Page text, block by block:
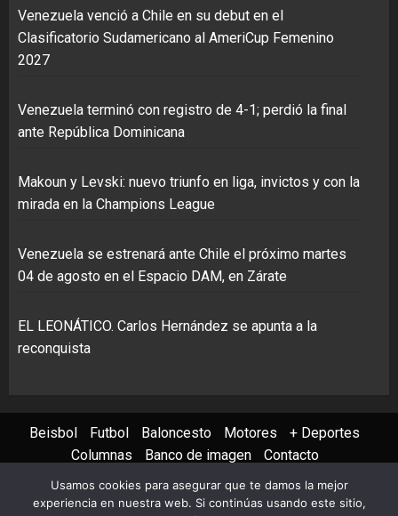
Venezuela venció a Chile en su debut en el
Clasificatorio Sudamericano al AmeriCup Femenino
2027
Venezuela terminó con registro de 4-1; perdió la final
ante República Dominicana
Makoun y Levski: nuevo triunfo en liga, invictos y con la
mirada en la Champions League
Venezuela se estrenará ante Chile el próximo martes
04 de agosto en el Espacio DAM, en Zárate
EL LEONÁTICO. Carlos Hernández se apunta a la
reconquista
Beisbol Futbol Baloncesto Motores
+ Deportes
Columnas
Banco de imagen Contacto
Instagram
X YoutubeFacebook
TikTok
Usamos cookies para asegurar que te damos la mejor
experiencia en nuestra web. Si continúas usando este sitio,